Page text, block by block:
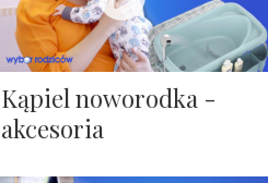
Kąpiel noworodka -
akcesoria